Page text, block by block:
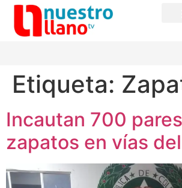
Etiqueta:
Incautan 700
zapatos en vías